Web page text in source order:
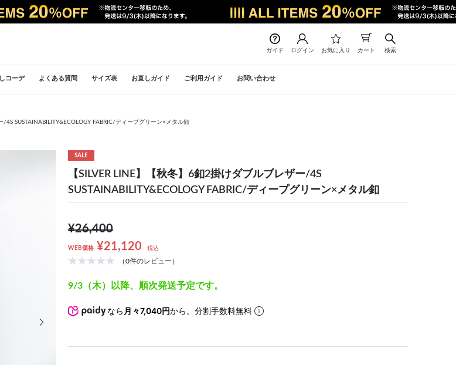
ガイド ログイン お気に入り カート 検索
コーデ よくある質問 サイズ表 お直しガイド ご利用ガイド お問い合わせ
/4S SUSTAINABILITY&ECOLOGY FABRIC/ディープグリーン×メタル釦
次の画像
SALE
【SILVER LINE】【秋冬】6釦2掛けダブルブレザー/4S
SUSTAINABILITY&ECOLOGY FABRIC/ディープグリーン×メタル釦
¥26,400
WEB価格 ¥21,120 税込
（0件のレビュー）
9/3（木）以降、順次発送予定です。
なら 月々7,040円から。分割手数料無料